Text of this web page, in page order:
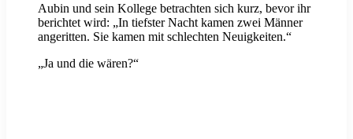
Aubin und sein Kollege betrachten sich kurz, bevor ihr
berichtet wird: „In tiefster Nacht kamen zwei Männer
angeritten. Sie kamen mit schlechten Neuigkeiten.“
„Ja und die wären?“